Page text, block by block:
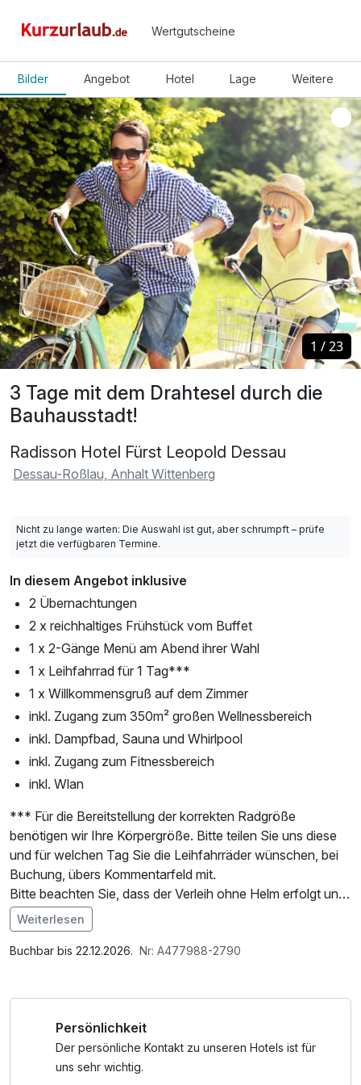
Wertgutscheine
Bilder Angebot Hotel Lage Weitere
3 Tage mit dem Drahtesel durch die
Bauhausstadt!
Radisson Hotel Fürst Leopold Dessau
Dessau-Roßlau, Anhalt Wittenberg
1 /23
1 /23
Nicht zu lange warten: Die Auswahl ist gut, aber schrumpft – prüfe
jetzt die verfügbaren Termine.
In diesem Angebot inklusive
2 Übernachtungen
2 x reichhaltiges Frühstück vom Buffet
1 x 2-Gänge Menü am Abend ihrer Wahl
1 x Leihfahrrad für 1 Tag***
1 x Willkommensgruß auf dem Zimmer
inkl. Zugang zum 350m² großen Wellnessbereich
inkl. Dampfbad, Sauna und Whirlpool
inkl. Zugang zum Fitnessbereich
inkl. Wlan
*** Für die Bereitstellung der korrekten Radgröße
benötigen wir Ihre Körpergröße. Bitte teilen Sie uns diese
und für welchen Tag Sie die Leihfahrräder wünschen, bei
Buchung, übers Kommentarfeld mit.
Bitte beachten Sie, dass der Verleih ohne Helm erfolgt und
der Standard-Verleih kein E-Bike enthält - im
Buchungsprozess können Sie dies jedoch einfach für
einen Aufpreis dazubuchen.
„Entweder liebst du es, dahinzuflitzen und die Landschaft
an dir vorrübersausen sehen, oder nicht. Und wenn du es
liebst, gibt es nicht vieles, was dir den Gedanken, mit
Im Angebot enthalten
Nutzung des Fitnessbereichs, Nutzung des
Weiterlesen
Buchbar bis 22.12.2026. Nr: A477988-2790
Persönlichkeit
Der persönliche Kontakt zu unseren Hotels ist für
uns sehr wichtig.